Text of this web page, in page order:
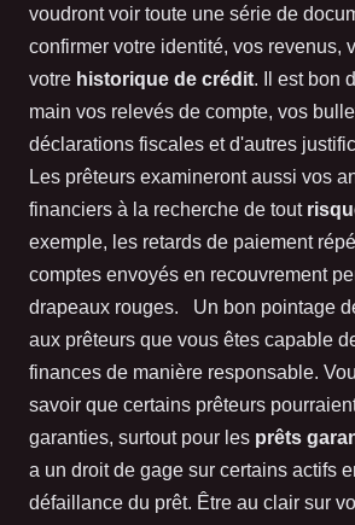
voudront voir toute une série de
confirmer votre identité, vos revenus,
votre historique de crédit. Il est bon
main vos relevés de compte, vos
déclarations fiscales et d'autres
Les prêteurs examineront aussi vos
financiers à la recherche de tout
exemple, les retards de paiement
comptes envoyés en recouvrement
drapeaux rouges. Un bon pointage
aux prêteurs que vous êtes capable
finances de manière responsable.
savoir que certains prêteurs
garanties, surtout pour les prêts
a un droit de gage sur certains actifs
défaillance du prêt. Être au clair sur